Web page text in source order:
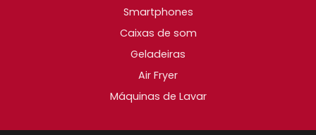
Smartphones
Caixas de som
Geladeiras
Air Fryer
Máquinas de Lavar